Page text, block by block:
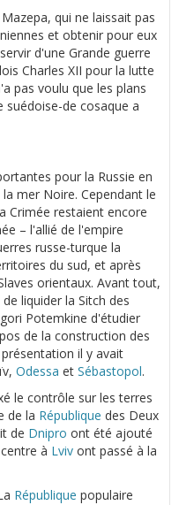
qui ne laissait pas
et obtenir pour eux
d'une Grande guerre
Charles XII pour la lutte
pas voulu que les plans
suédoise-de cosaque a
pour la Russie en
mer Noire. Cependant le
Crimée restaient encore
– l'allié de l'empire
russe-turque la
du sud, et après
orientaux. Avant tout,
liquider la Sitch des
Potemkine d'étudier
de la construction des
il y avait
Odessa et Sébastopol.
le contrôle sur les terres
de la République des Deux
de Dnipro ont été ajouté
à Lviv ont passé à la
République populaire